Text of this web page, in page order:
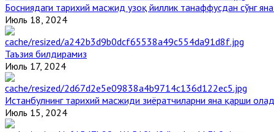
Босниядаги тарихий масжид узоқ йиллик танаффусдан сўнг
Июль 18, 2024
Таъзия билдирамиз
Июль 17, 2024
Истанбулнинг тарихий масжиди зиёратчиларни яна қарши
Июль 15, 2024